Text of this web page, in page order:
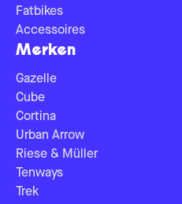
Fatbikes
Accessoires
Merken
Gazelle
Cube
Cortina
Urban Arrow
Riese & Müller
Tenways
Trek